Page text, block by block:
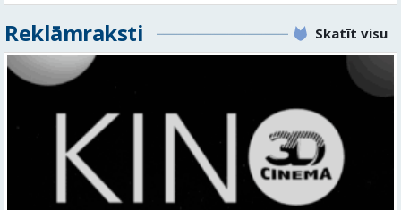
Reklāmraksti Skatīt visu